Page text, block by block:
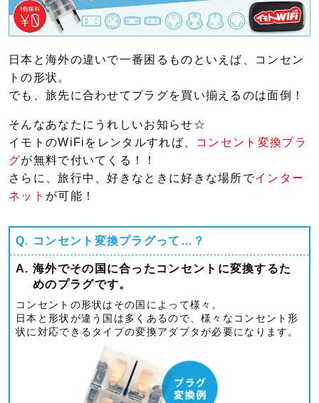
日本と海外の違いで一番困るものといえば、コンセン
トの形状。
でも、旅先に合わせてプラグを買い揃えるのは面倒！
そんなあなたにうれしいお知らせ☆
イモトのWiFiをレンタルすれば、
コンセント変換プラ
グが無料で付いてくる！！
さらに、旅行中、好きなときに好きな場所でインター
ネット が可能！
Q. コンセント変換プラグって…？
A. 海外でその国に合ったコンセントに変換するた
めのプラグです。
コンセントの形状はその国によって様々。
日本と形状が違う国は多くあるので、様々なコンセント形
状に対応できるタイプの変換アダプタが必要になります。